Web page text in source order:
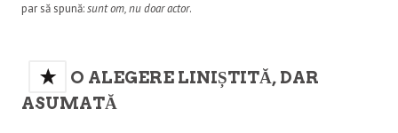
par să spună:sunt om, nu doar actor.
O ALEGERE LINIȘTITĂ, DAR
ASUMATĂ